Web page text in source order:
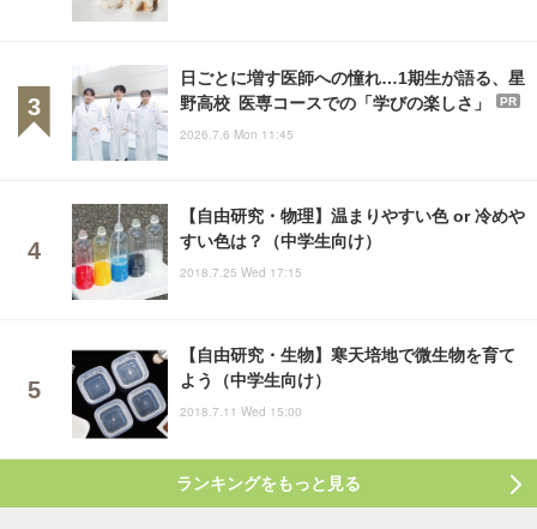
日ごとに増す医師への憧れ…1期生が語る、星
野高校 医専コースでの「学びの楽しさ」
PR
2026.7.6 Mon 11:45
【自由研究・物理】温まりやすい色 or 冷めや
すい色は？（中学生向け）
2018.7.25 Wed 17:15
【自由研究・生物】寒天培地で微生物を育て
よう（中学生向け）
2018.7.11 Wed 15:00
ランキングをもっと見る